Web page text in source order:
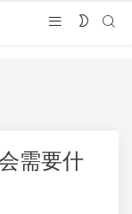
需要什